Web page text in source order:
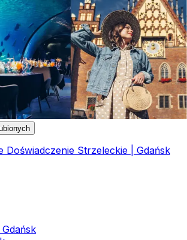
Doświadczenie Strzeleckie | Gdańsk